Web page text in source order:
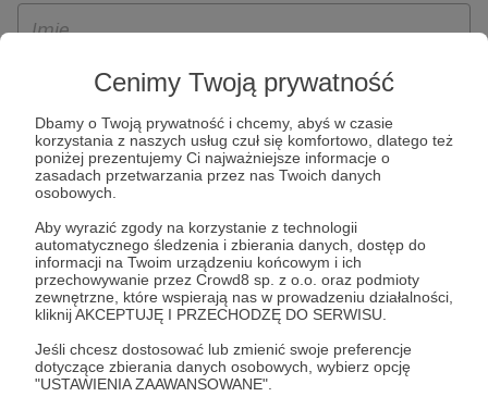
Cenimy Twoją prywatność
Dbamy o Twoją prywatność i chcemy, abyś w czasie
korzystania z naszych usług czuł się komfortowo, dlatego też
poniżej prezentujemy Ci najważniejsze informacje o
zasadach przetwarzania przez nas Twoich danych
osobowych.
Aby wyrazić zgody na korzystanie z technologii
automatycznego śledzenia i zbierania danych, dostęp do
informacji na Twoim urządzeniu końcowym i ich
przechowywanie przez Crowd8 sp. z o.o. oraz podmioty
zewnętrzne, które wspierają nas w prowadzeniu działalności,
kliknij AKCEPTUJĘ I PRZECHODZĘ DO SERWISU.
Jeśli chcesz dostosować lub zmienić swoje preferencje
dotyczące zbierania danych osobowych, wybierz opcję
"USTAWIENIA ZAAWANSOWANE".
Patronite.pl, w tym możliwości dokonywania oraz
otrzymywania wsparcia na naszej platformie oraz
ich przenoszenia, niepodlegania zautomatyzowanemu
wyrażenia sprzeciwu wobec przetwarzania Twoich danych
osobowych. Rejestracja dla osób niepełnoletnich możliwa
jest po przekazaniu podpisanego formularza "Zgodna na
założenie konta przez osobę niepełnoletnią", formularz
dostępny jest na stronie regulaminu Patronite.pl.
* Zapoznałem się i akceptujęRegulaminserwisu oraz